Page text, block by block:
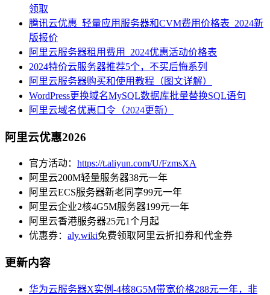
领取
腾讯云优惠_轻量应用服务器和CVM费用价格表_2024新
版报价
阿里云服务器租用费用_2024优惠活动价格表
2024特价云服务器推荐5个，不买后悔系列
阿里云服务器购买和使用教程（图文详解）
WordPress更换域名MySQL数据库批量替换SQL语句
阿里云域名优惠口令（2024更新）
阿里云优惠2026
官方活动： https://t.aliyun.com/U/FzmsXA
阿里云200M轻量服务器38元一年
阿里云ECS服务器新老同享99元一年
阿里云企业2核4G5M服务器199元一年
阿里云香港服务器25元1个月起
优惠券： aly.wiki免费领取阿里云折扣券和代金券
更新内容
华为云服务器X实例-4核8G5M带宽价格288元一年，非